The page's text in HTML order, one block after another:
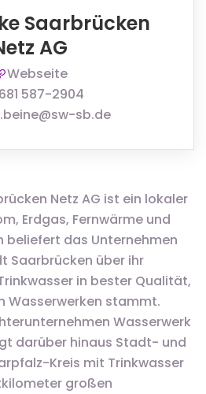
Saarbrücken
AG
Webseite
587-2904
sb.de
Netz AG ist ein lokaler
Erdgas, Fernwärme und
beliefert das Unternehmen
Saarbrücken über ihr
in bester Qualität,
Wasserwerken stammt.
Wasserwerk
darüber hinaus Stadt- und
Kreis mit Trinkwasser
großen